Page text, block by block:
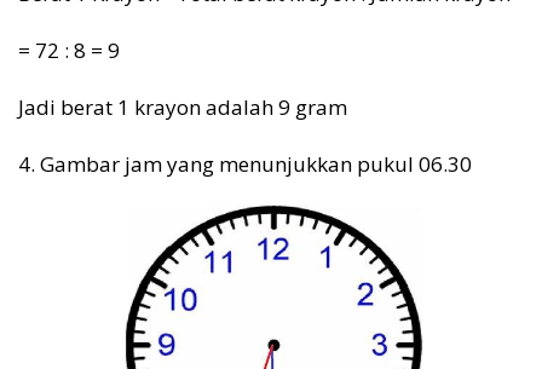
= 72 : 8 = 9
Jadi berat 1 krayon adalah 9 gram
4. Gambar jam yang menunjukkan pukul 06.30